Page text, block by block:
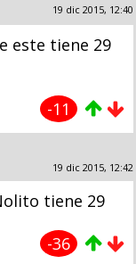
19 dic 2015, 12:40
este tiene 29
-11
19 dic 2015, 12:42
tiene 29
-36